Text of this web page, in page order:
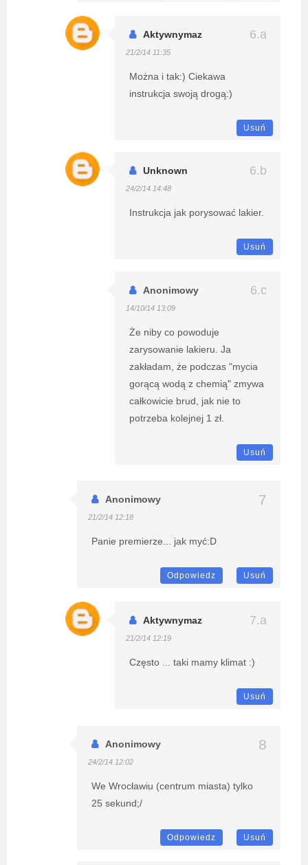
Aktywnymaz
21/2/14 11:35
Można i tak:) Ciekawa
instrukcja swoją drogą:)
Usuń
Unknown
24/2/14 14:48
Instrukcja jak porysować lakier.
Usuń
Anonimowy
14/10/14 13:09
Że niby co powoduje
zarysowanie lakieru. Ja
zakładam, że podczas "mycia
gorącą wodą z chemią" zmywa
całkowicie brud, jak nie to
potrzeba kolejnej 1 zł.
Usuń
Anonimowy
21/2/14 12:18
Panie premierze... jak myć:D
Odpowiedz Usuń
Aktywnymaz
21/2/14 12:19
Często ... taki mamy klimat :)
Usuń
Anonimowy
24/2/14 12:02
We Wrocławiu (centrum miasta) tylko
25 sekund;/
Odpowiedz Usuń